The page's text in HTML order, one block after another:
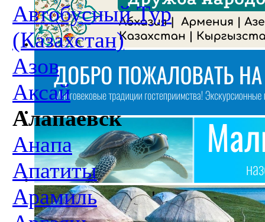
Автобусный Тур
(Казахстан)
Азов
Аксай
Алапаевск
Анапа
Апатиты
Арамиль